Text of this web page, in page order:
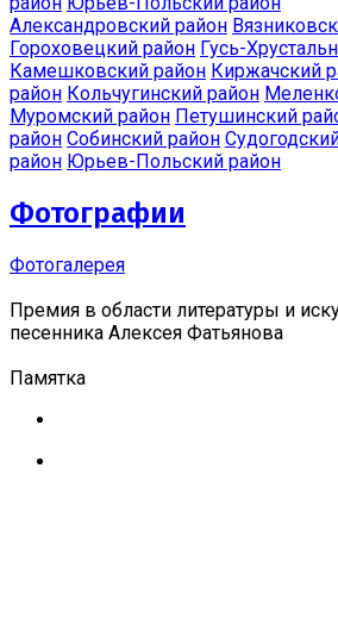
Александровский район
Гороховецкий район Гусь-
Камешковский район Киржачский
район Кольчугинский район
Муромский район Петушинский
район Собинский район
район Юрьев-Польский район
Фотографии
Фотогалерея
Премия в области литературы и
песенника Алексея Фатьянова
Памятка